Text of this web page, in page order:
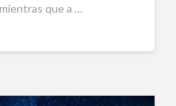
que a …